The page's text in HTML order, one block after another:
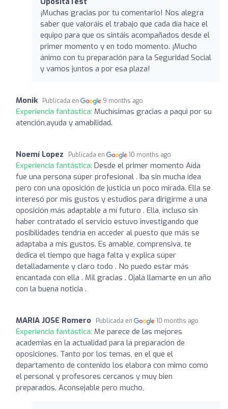
¡Muchas gracias por tu comentario! Nos alegra
saber que valoráis el trabajo que cada día hace el
equipo para que os sintáis acompañados desde el
primer momento y en todo momento. ¡Mucho
ánimo con tu preparación para la Seguridad Social
y vamos juntos a por esa plaza!
Monik Publicada en 9 months ago
Experiencia fantástica: Muchísimas gracias a paqui por su
atención,ayuda y amabilidad.
Noemí Lopez Publicada en 10 months ago
Experiencia fantástica: Desde el primer momento Aída
fue una persona súper profesional . Iba sin mucha idea
pero con una oposición de justicia un poco mirada. Ella se
interesó por mis gustos y estudios para dirigirme a una
oposición más adaptable a mí futuro . Ella, incluso sin
haber contratado el servicio estuvo investigando que
posibilidades tendría en acceder al puesto que más se
adaptaba a mis gustos. Es amable, comprensiva, te
dedica el tiempo que haga falta y explica súper
detalladamente y claro todo . No puedo estar más
encantada con ella . Mil gracias . Ojalá llamarte en un año
con la buena noticia .
MARIA JOSE Romero Publicada en 10 months ago
Experiencia fantástica: Me parece de las mejores
academias en la actualidad para la preparación de
oposiciones. Tanto por los temas, en el que el
departamento de contenido los elabora con mimo como
el personal y profesores cercanos y muy bien
preparados. Aconsejable pero mucho,